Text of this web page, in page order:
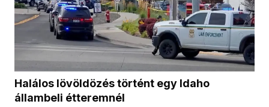
Halálos lövöldözés történt egy Idaho
állambeli étteremnél